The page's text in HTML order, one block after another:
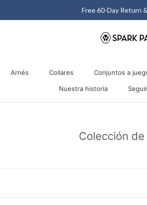
Matching Halloween Sale
Arnés Collares Conjuntos a
Nuestra historia
Colección